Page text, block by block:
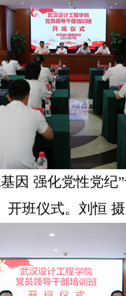
因 强化党性党纪
开班仪式。刘恒 摄